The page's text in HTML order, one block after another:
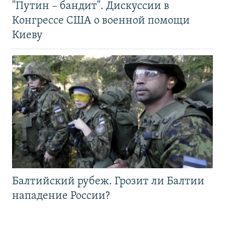
"Путин – бандит". Дискуссии в
Конгрессе США о военной помощи
Киеву
Балтийский рубеж. Грозит ли Балтии
нападение России?